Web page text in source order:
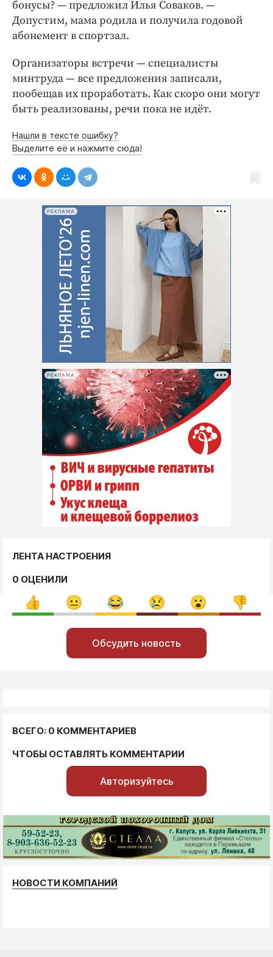
бонусы? — ​предложил Илья Соваков. — ​
Допустим, мама родила и получила годовой
абонемент в спортзал.
Организаторы встречи — ​специалисты
минтруда — ​все предложения записали,
пообещав их проработать. Как скоро они могут
быть реализованы, речи пока не идёт.
Нашли в тексте ошибку?
Выделите её и нажмите сюда!
РЕКЛАМА
РЕКЛАМА
ЛЕНТА НАСТРОЕНИЯ
0 ОЦЕНИЛИ
Обсудить новость
ВСЕГО: 0 КОММЕНТАРИЕВ
ЧТОБЫ ОСТАВЛЯТЬ КОММЕНТАРИИ
Авторизуйтесь
НОВОСТИ КОМПАНИЙ